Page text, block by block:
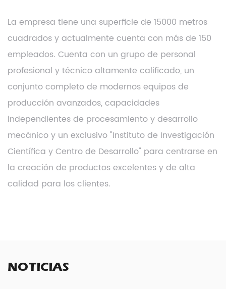
La empresa tiene una superficie de 15000 metros
cuadrados y actualmente cuenta con más de 150
empleados. Cuenta con un grupo de personal
profesional y técnico altamente calificado, un
conjunto completo de modernos equipos de
producción avanzados, capacidades
independientes de procesamiento y desarrollo
mecánico y un exclusivo "Instituto de Investigación
Científica y Centro de Desarrollo" para centrarse en
la creación de productos excelentes y de alta
calidad para los clientes.
NOTICIAS